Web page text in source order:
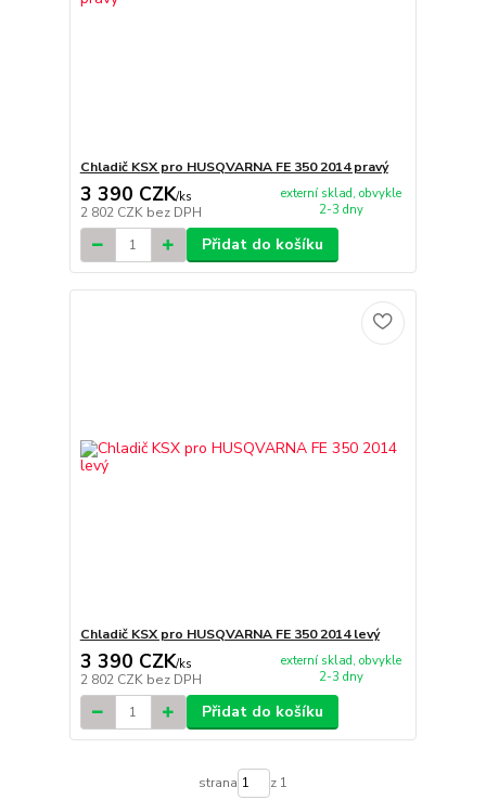
Chladič KSX pro HUSQVARNA FE 350 2014 pravý
3 390 CZK/ks
2 802 CZK bez DPH
externí sklad, obvykle
2-3 dny
Přidat do košíku
Chladič KSX pro HUSQVARNA FE 350 2014 levý
3 390 CZK/ks
2 802 CZK bez DPH
externí sklad, obvykle
2-3 dny
Přidat do košíku
strana z 1